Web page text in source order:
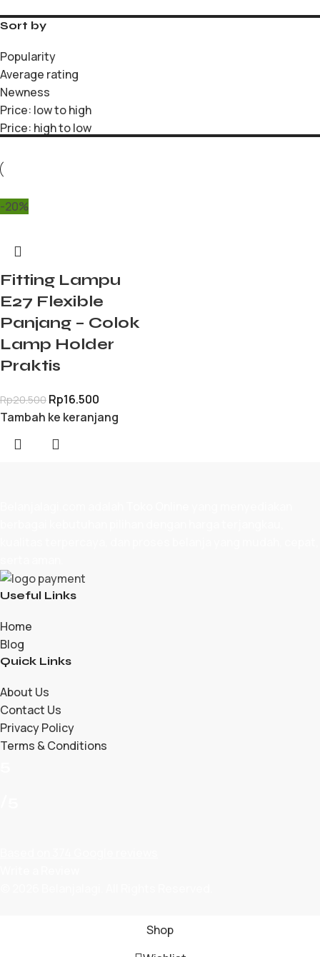
Sort by
Popularity
Average rating
Newness
Price: low to high
Price: high to low
-20%
Fitting Lampu
E27 Flexible
Panjang – Colok
Lamp Holder
Praktis
Rp20.500 Rp16.500
Tambah ke keranjang
Useful Links
Home
Blog
Quick Links
About Us
Contact Us
Privacy Policy
Terms & Conditions
Shop